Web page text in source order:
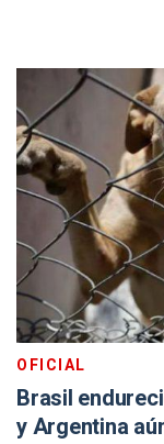
OFICIAL
Brasil
y Argentina